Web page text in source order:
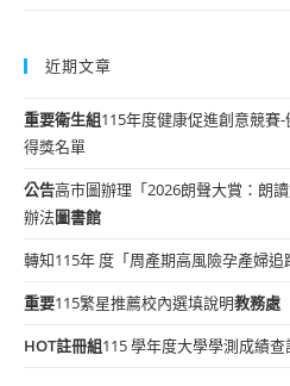
近期文章
重要衛生組115年度健康促進創意競賽
得獎名單
公告高市圖辦理「2026朗聲大賞：朗
辦法圖書館
轉知115年 度「周產期高風險孕產婦追
重要115繁星推薦校內選填說明教務處
HOT註冊組115 學年度大學學測成績